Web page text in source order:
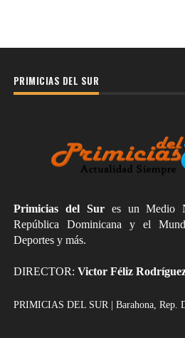
PRIMICIAS DEL SUR
Primicias del Sures un Medio
República Dominicana y el
Deportes y más.
DIRECTOR: Victor Féliz
PRIMICIAS DEL SUR | Barahona, Rep.